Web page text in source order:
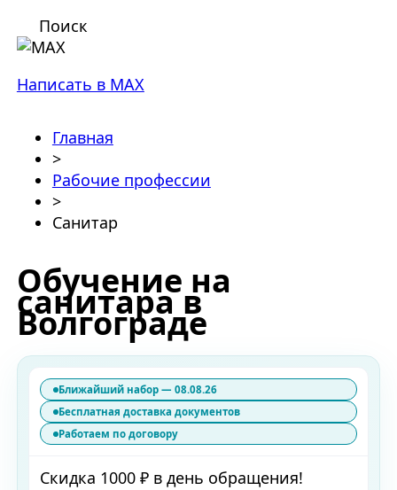
Поиск
Написать в MAX
Главная
>
Рабочие профессии
>
Санитар
Обучение на
санитара в
Волгограде
Ближайший набор — 08.08.26
Бесплатная доставка документов
Работаем по договору
Скидка 1000 ₽ в день обращения!